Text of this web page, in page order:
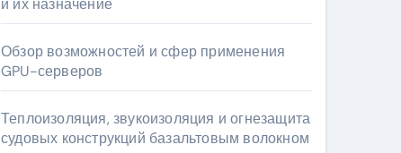
и их назначение
Обзор возможностей и сфер применения
GPU-серверов
Теплоизоляция, звукоизоляция и огнезащита
судовых конструкций базальтовым волокном